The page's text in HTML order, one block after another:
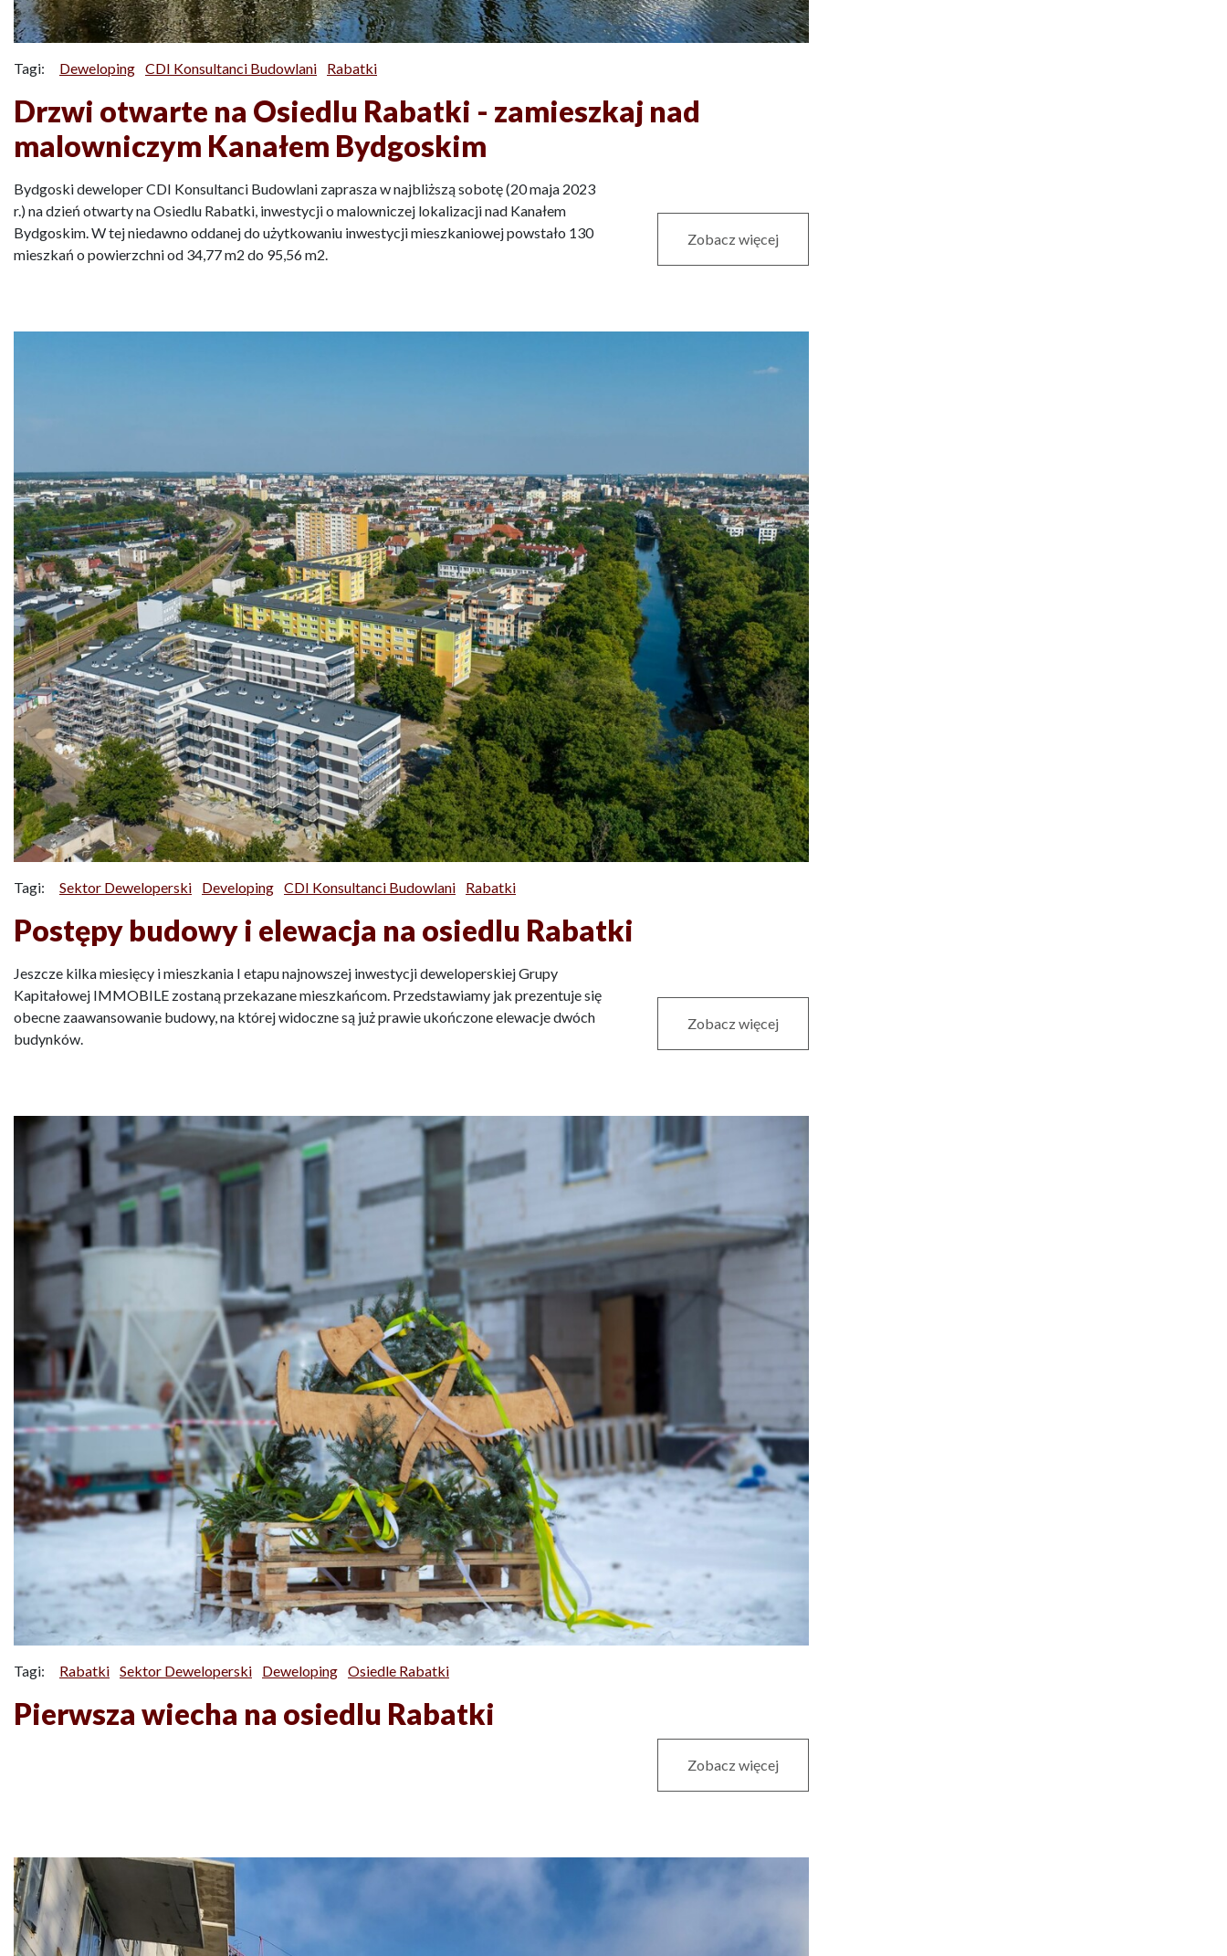
Tagi: Deweloping CDI Konsultanci Budowlani Rabatki
Drzwi otwarte na Osiedlu Rabatki - zamieszkaj nad
malowniczym Kanałem Bydgoskim
Bydgoski deweloper CDI Konsultanci Budowlani zaprasza w najbliższą sobotę (20 maja 2023
r.) na dzień otwarty na Osiedlu Rabatki, inwestycji o malowniczej lokalizacji nad Kanałem
Bydgoskim. W tej niedawno oddanej do użytkowaniu inwestycji mieszkaniowej powstało 130
mieszkań o powierzchni od 34,77 m2 do 95,56 m2.
Zobacz więcej
Tagi: Sektor Deweloperski Developing CDI Konsultanci Budowlani Rabatki
Postępy budowy i elewacja na osiedlu Rabatki
Jeszcze kilka miesięcy i mieszkania I etapu najnowszej inwestycji deweloperskiej Grupy
Kapitałowej IMMOBILE zostaną przekazane mieszkańcom. Przedstawiamy jak prezentuje się
obecne zaawansowanie budowy, na której widoczne są już prawie ukończone elewacje dwóch
budynków.
Zobacz więcej
Tagi: Rabatki Sektor Deweloperski Deweloping Osiedle Rabatki
Pierwsza wiecha na osiedlu Rabatki
Zobacz więcej